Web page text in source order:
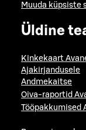
Muuda küpsiste
Üldine
Kinkekaart
Ajakirjandusele
Andmekaitse
Oiva-raportid
Tööpakkumised